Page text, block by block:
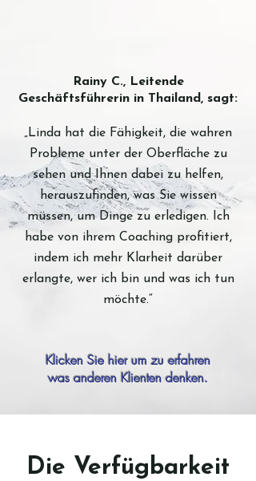
Rainy C., Leitende
Geschäftsführerin in Thailand, sagt:
„Linda hat die Fähigkeit, die wahren
Probleme unter der Oberfläche zu
sehen und Ihnen dabei zu helfen,
herauszufinden, was Sie wissen
müssen, um Dinge zu erledigen. Ich
habe von ihrem Coaching profitiert,
indem ich mehr Klarheit darüber
erlangte, wer ich bin und was ich tun
möchte.“
Klicken Sie hier um zu erfahren
was anderen Klienten denken.
Die Verfügbarkeit